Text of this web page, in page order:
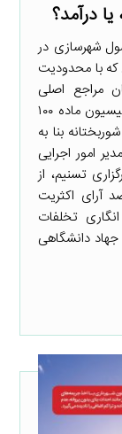
شهرسازی در
که با محدودیت
مراجع اصلی
رسیدگی به تخلفات ساخت و ساز در ایران، کمیسیون ماده ۱۰۰
بنا به
فرهادی، مدیر امور اجرایی
با خبرگزاری تسنیم، از
کل کشور بیش از ۵۰ درصد آرای اکثریت
تخلفات
دانشگاهی